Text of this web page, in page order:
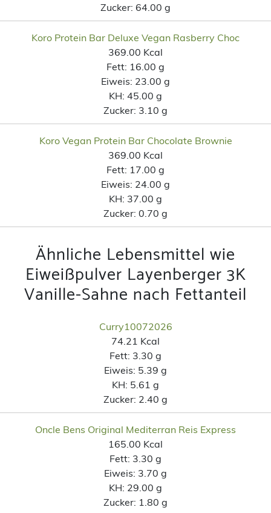
Zucker: 64.00 g
Koro Protein Bar Deluxe Vegan Rasberry Choc
369.00 Kcal
Fett: 16.00 g
Eiweis: 23.00 g
KH: 45.00 g
Zucker: 3.10 g
Koro Vegan Protein Bar Chocolate Brownie
369.00 Kcal
Fett: 17.00 g
Eiweis: 24.00 g
KH: 37.00 g
Zucker: 0.70 g
Ähnliche Lebensmittel wie
Eiweißpulver Layenberger 3K
Vanille-Sahne nach Fettanteil
Curry10072026
74.21 Kcal
Fett: 3.30 g
Eiweis: 5.39 g
KH: 5.61 g
Zucker: 2.40 g
Oncle Bens Original Mediterran Reis Express
165.00 Kcal
Fett: 3.30 g
Eiweis: 3.70 g
KH: 29.00 g
Zucker: 1.80 g